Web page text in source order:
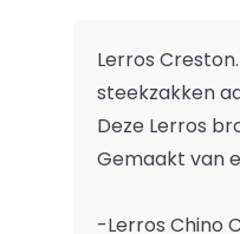
Lerros
steekzakken
Deze Lerros
Gemaakt van
-Lerros Chino